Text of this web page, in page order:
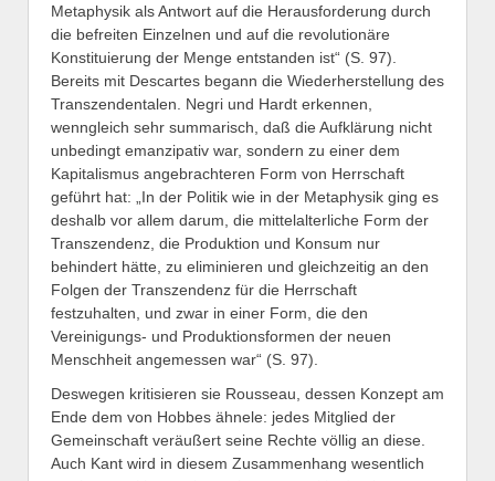
Metaphysik als Antwort auf die Herausforderung durch
die befreiten Einzelnen und auf die revolutionäre
Konstituierung der Menge entstanden ist“ (S. 97).
Bereits mit Descartes begann die Wiederherstellung des
Transzendentalen. Negri und Hardt erkennen,
wenngleich sehr summarisch, daß die Aufklärung nicht
unbedingt emanzipativ war, sondern zu einer dem
Kapitalismus angebrachteren Form von Herrschaft
geführt hat: „In der Politik wie in der Metaphysik ging es
deshalb vor allem darum, die mittelalterliche Form der
Transzendenz, die Produktion und Konsum nur
behindert hätte, zu eliminieren und gleichzeitig an den
Folgen der Transzendenz für die Herrschaft
festzuhalten, und zwar in einer Form, die den
Vereinigungs- und Produktionsformen der neuen
Menschheit angemessen war“ (S. 97).
Deswegen kritisieren sie Rousseau, dessen Konzept am
Ende dem von Hobbes ähnele: jedes Mitglied der
Gemeinschaft veräußert seine Rechte völlig an diese.
Auch Kant wird in diesem Zusammenhang wesentlich